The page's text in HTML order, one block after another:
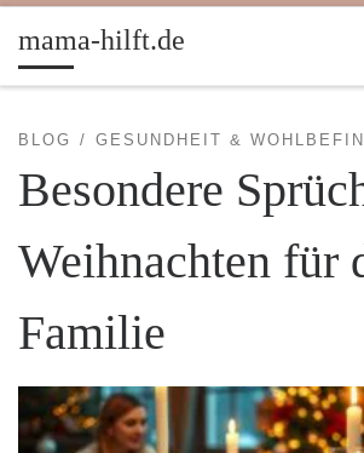
Zum Inhalt springen
mama-hilft.de
BLOG GESUNDHEIT &
Besondere
Weihnachten für
Familie